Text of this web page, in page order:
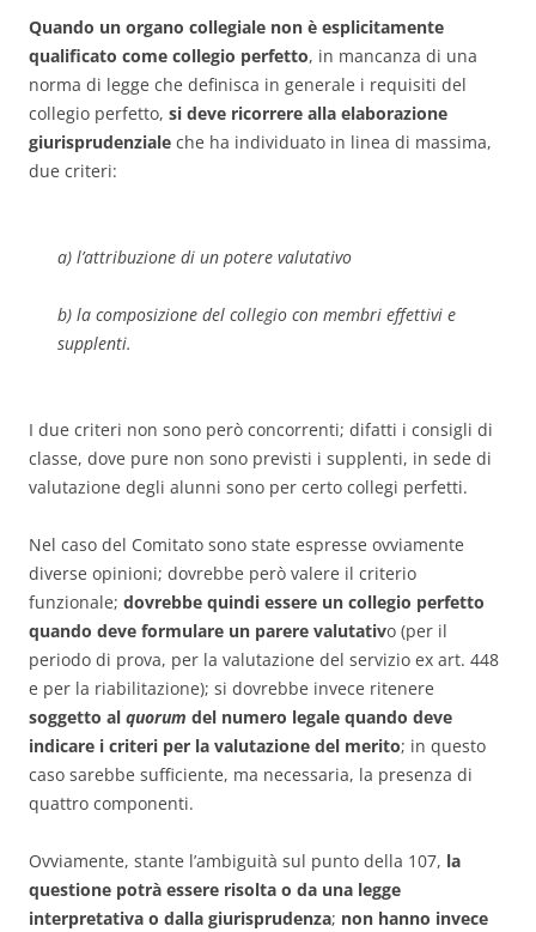
Quando un organo collegiale non è esplicitamente
qualificato come collegio perfetto, in mancanza di una
norma di legge che definisca in generale i requisiti del
collegio perfetto, si deve ricorrere alla elaborazione
giurisprudenziale che ha individuato in linea di massima,
due criteri:
a) l’attribuzione di un potere valutativo
b) la composizione del collegio con membri effettivi e
supplenti.
I due criteri non sono però concorrenti; difatti i consigli di
classe, dove pure non sono previsti i supplenti, in sede di
valutazione degli alunni sono per certo collegi perfetti.
Nel caso del Comitato sono state espresse ovviamente
diverse opinioni; dovrebbe però valere il criterio
funzionale; dovrebbe quindi essere un collegio perfetto
quando deve formulare un parere valutativo (per il
periodo di prova, per la valutazione del servizio ex art. 448
e per la riabilitazione); si dovrebbe invece ritenere
soggetto al quorum del numero legale quando deve
indicare i criteri per la valutazione del merito; in questo
caso sarebbe sufficiente, ma necessaria, la presenza di
quattro componenti.
Ovviamente, stante l’ambiguità sul punto della 107, la
questione potrà essere risolta o da una legge
interpretativa o dalla giurisprudenza; non hanno invece